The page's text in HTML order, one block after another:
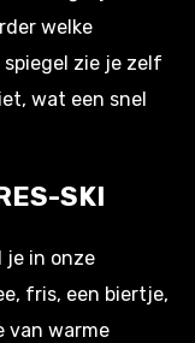
welke
zie je zelf
wat een snel
SKI
je in onze
fris, een biertje,
van warme